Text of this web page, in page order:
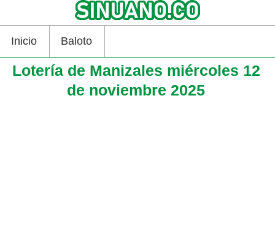
Inicio Baloto
Lotería de Manizales miércoles 12
de noviembre 2025